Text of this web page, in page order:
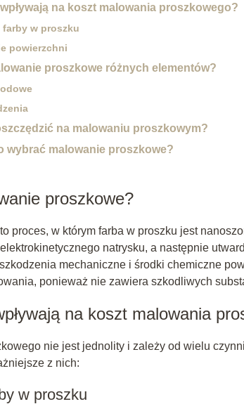
na koszt malowania proszkowego?
w proszku
powierzchni
proszkowe różnych elementów?
na malowaniu proszkowym?
wybrać malowanie proszkowe?
proszkowe?
proces, w którym farba w proszku jest
natrysku, a następnie
mechaniczne i środki chemiczne
ponieważ nie zawiera szkodliwych
na koszt malowania
nie jest jednolity i zależy od wielu
z nich:
w proszku